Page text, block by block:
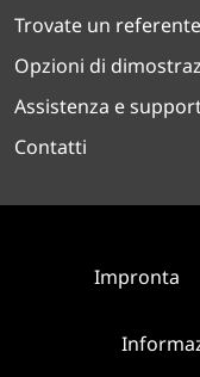
Trovate un referente
Opzioni di
Assistenza e
Contatti
Impronta